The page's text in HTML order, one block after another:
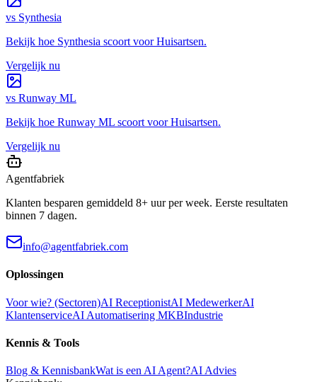
vs Synthesia
Bekijk hoe Synthesia scoort voorHuisartsen.
Vergelijk nu
vs Runway ML
Bekijk hoe Runway ML scoort voorHuisartsen.
Vergelijk nu
Agentfabriek
Klanten besparen gemiddeld 8+ uur per week. Eerste resultaten
binnen 7 dagen.
info@agentfabriek.com
Oplossingen
Voor wie? (Sectoren)AI ReceptionistAI MedewerkerAI
KlantenserviceAI Automatisering MKBIndustrie
Kennis & Tools
Blog & KennisbankWat is een AI Agent?AI Advies